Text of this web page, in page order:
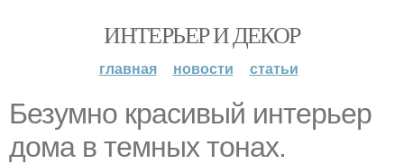
ИНТЕРЬЕР И ДЕКОР
главная новости статьи
Безумно красивый интерьер
дома в темных тонах.